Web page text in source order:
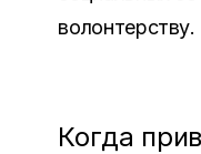
волонтерству.
Когда